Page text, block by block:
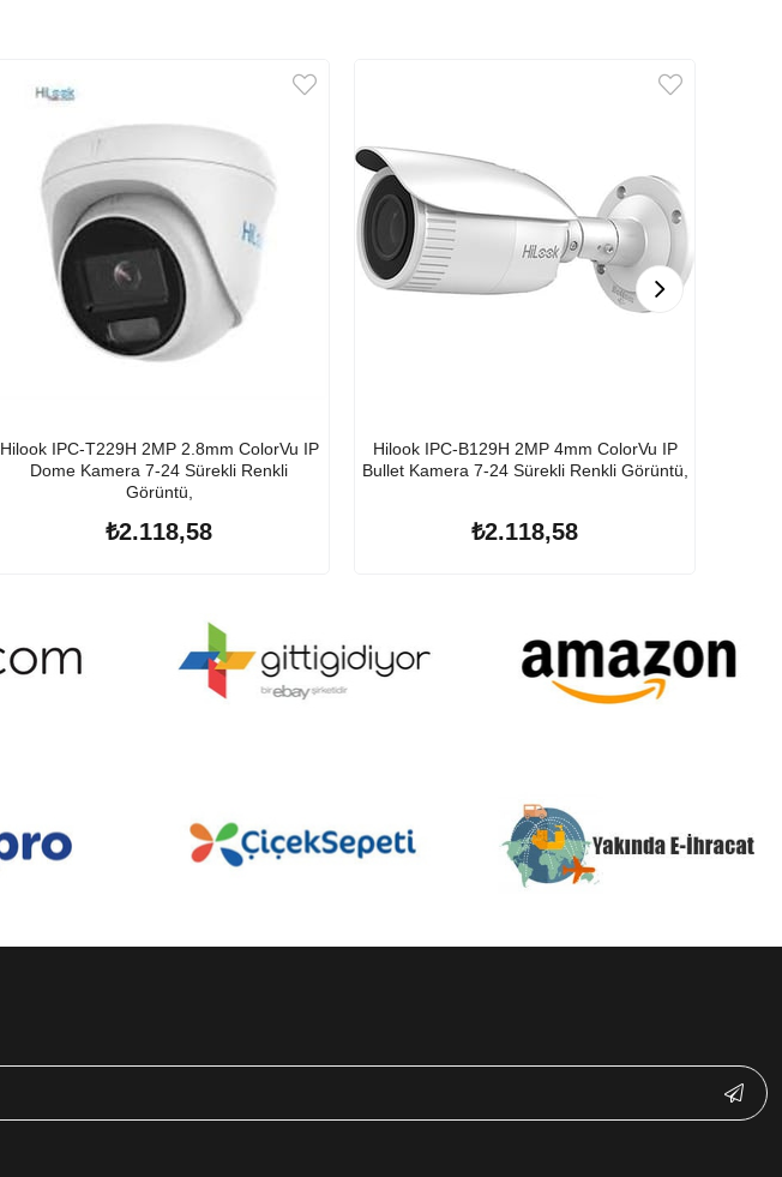
Hilook IPC-T229H 2MP 2.8mm ColorVu IP
Dome Kamera 7-24 Sürekli Renkli
Görüntü,
₺2.118,58
Hilook IPC-B129H 2MP 4mm ColorVu IP
Bullet Kamera 7-24 Sürekli Renkli Görüntü,
₺2.118,58